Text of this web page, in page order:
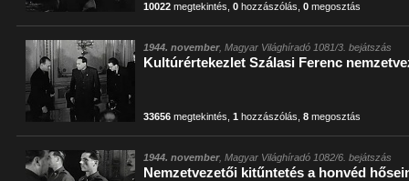
10022 megtekintés ,0 hozzászólás ,0 megosztás
1944. november, Magyar Világhíradó 1081/3. bejátszás
Kultúrértekezlet Szálasi Ferenc
33656 megtekintés ,1 hozzászólás ,8 megosztás
1944. november, Magyar Világhíradó 1082/6. bejátszás
Nemzetvezetői kitűntetés a honvéd